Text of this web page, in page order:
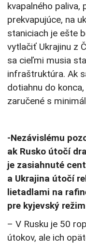
kvapalného paliva,
prekvapujúce, na
staniciach je ešte
vytlačiť Ukrajinu z
sa cieľmi musia
infraštruktúra. Ak
dotiahnu do
zaručené s
-Nezávislému
ak Rusko útočí
je zasiahnuté
a Ukrajina útočí
lietadlami na
pre kyjevský
– V Rusku je 50
útokov, ale ich